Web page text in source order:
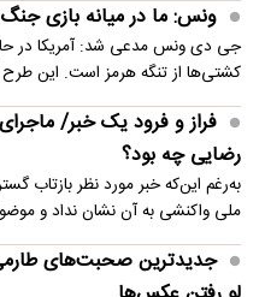
ونس: ما در میانه بازی جنگ
جی دی ونس مدعی شد: آمریکا در
کشتی‌ها از تنگه هرمز است. این طرح
فراز و فرود یک خبر/
رضایی چه بود؟
به‌رغم این‌که خبر مورد نظر بازتاب
ملی واکنشی به آن نشان نداد و
جدیدترین صحبت‌های طارمی